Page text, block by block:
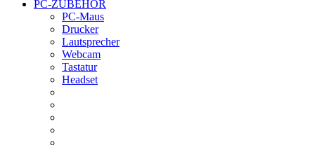
PC-ZUBEHÖR
PC-Maus
Drucker
Lautsprecher
Webcam
Tastatur
Headset